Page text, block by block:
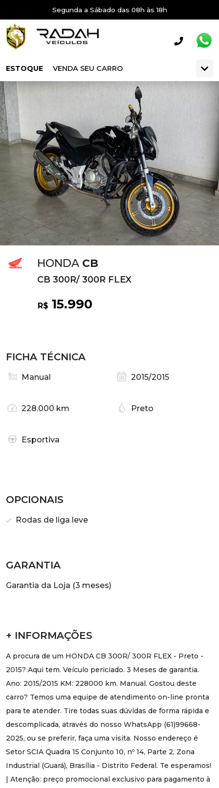
Segunda a Sábado das 08h às 18h
ESTOQUE VENDA SEU CARRO
HONDA CB
CB 300R/ 300R FLEX
R$ 15.990
FICHA TÉCNICA
Manual 2015/2015
228.000 km Preto
Esportiva
OPCIONAIS
Rodas de liga leve
GARANTIA
Garantia da Loja (3 meses)
+ INFORMAÇÕES
A procura de um HONDA CB 300R/ 300R FLEX - Preto -
2015? Aqui tem. Veículo periciado. 3 Meses de garantia.
Ano: 2015/2015 KM: 228000 km. Manual. Gostou deste
carro? Temos uma equipe de atendimento on-line pronta
para te atender. Tire todas suas dúvidas de forma rápida e
descomplicada, através do nosso WhatsApp (61)99668-
2025, ou se preferir, faça uma visita. Nosso endereço é
Setor SCIA Quadra 15 Conjunto 10, nº 14, Parte 2, Zona
Industrial (Guará), Brasília - Distrito Federal. Te esperamos!
| Atenção: preço promocional exclusivo para pagamento à